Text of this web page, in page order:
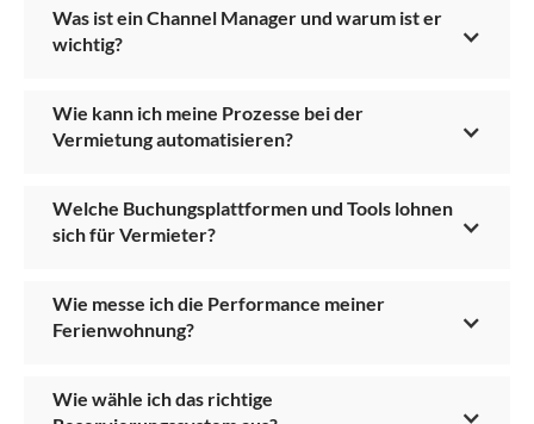
Was ist ein Channel Manager und warum ist er
wichtig?
Wie kann ich meine Prozesse bei der
Vermietung automatisieren?
Welche Buchungsplattformen und Tools lohnen
sich für Vermieter?
Wie messe ich die Performance meiner
Ferienwohnung?
Wie wähle ich das richtige